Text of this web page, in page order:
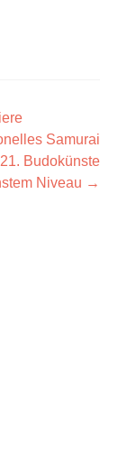
Samurai
Budokünste
Niveau →